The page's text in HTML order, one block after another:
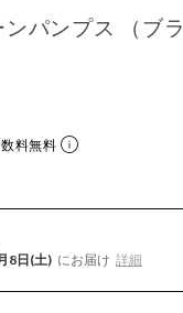
パンプス （ブラ
料無料
8日(土) にお届け 詳細